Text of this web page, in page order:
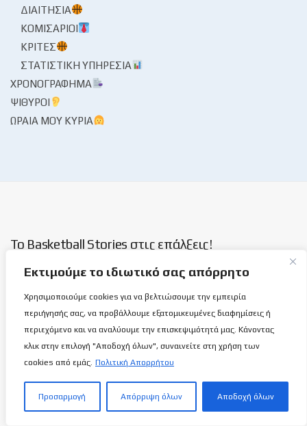
Εκτιμούμε το ιδιωτικό σας απόρρητο
Χρησιμοποιούμε cookies για να βελτιώσουμε την εμπειρία
περιήγησής σας, να προβάλλουμε εξατομικευμένες διαφημίσεις ή
περιεχόμενο και να αναλύουμε την επισκεψιμότητά μας. Κάνοντας
κλικ στην επιλογή "Αποδοχή όλων", συναινείτε στη χρήση των
cookies από εμάς. Πολιτική Απορρήτου
Προσαρμογή Απόρριψη όλων Αποδοχή όλων
ΔΙΑΙΤΗΣΊΑ
ΚΟΜΙΣΆΡΙΟΙ
ΚΡΙΤΈΣ
ΣΤΑΤΙΣΤΙΚΉ ΥΠΗΡΕΣΊΑ
ΧΡΟΝΟΓΡΆΦΗΜΑ
ΨΊΘΥΡΟΙ
ΩΡΑΊΑ ΜΟΥ ΚΥΡΊΑ
Το Basketball Stories στις επάλξεις!
σας, η basketballstoriescy.com.
Κανένα μα κανένα κείμενο σε αυτήν την ιστοσελίδα, δεν
θα είναιανώνυμο!
καλαθόσφαιρα | ιστορία | πνεύμα | πολιτεία